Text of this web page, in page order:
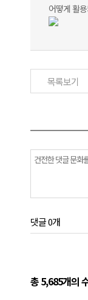
어떻게 활
목록보기
댓글 0개
총 5,685개의